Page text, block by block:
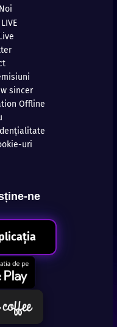
sincer
Offline
uri
ne